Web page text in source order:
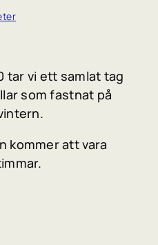
tar vi ett samlat tag
som fastnat på
kommer att vara